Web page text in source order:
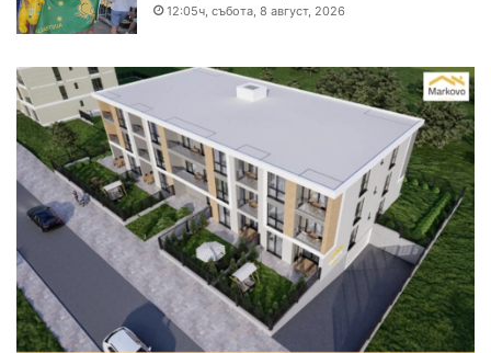
12:05ч, събота, 8 август, 2026